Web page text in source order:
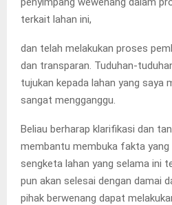
terkait lahan ini,
dan telah melakukan proses
dan transparan. Tuduhan-
tujukan kepada lahan yang saya
sangat mengganggu.
Beliau berharap klarifikasi dan
membantu membuka fakta yang
sengketa lahan yang selama ini
pun akan selesai dengan damai
pihak berwenang dapat